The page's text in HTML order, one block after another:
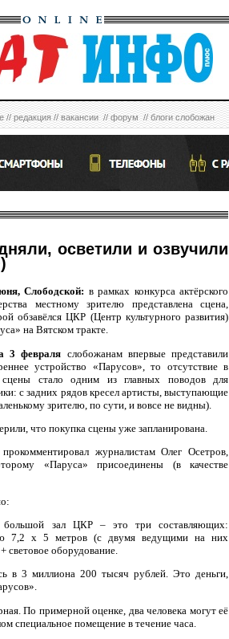
//редакция//вакансии//форум//блоги слобожан
осветили и озвучили
Слободской: в рамках конкурса актёрского
местному зрителю представлена сцена,
обзавёлся ЦКР (Центр культурного развития)
на Вятском тракте.
3 февраля слобожанам впервые представили
устройство «Парусов», то отсутствие в
сцены стало одним из главных поводов для
с задних рядов кресел артисты, выступающие
зрителю, по сути, и вовсе не видны).
что покупка сцены уже запланирована.
прокомментировал журналистам Олег Осетров,
«Паруса» присоединены (в качестве
большой зал ЦКР – это три составляющих:
7,2 х 5 метров (с двумя ведущими на них
световое оборудование.
в 3 миллиона 200 тысяч рублей. Это деньги,
По примерной оценке, два человека могут её
специальное помещение в течение часа.